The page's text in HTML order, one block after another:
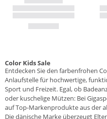
Color Kids Sale
Entdecken Sie den farbenfrohen
Anlaufstelle für hochwertige,
Sport und Freizeit. Egal, ob
oder kuschelige Mützen: Bei
auf Top-Markenprodukte aus der
Die dänische Marke überzeugt